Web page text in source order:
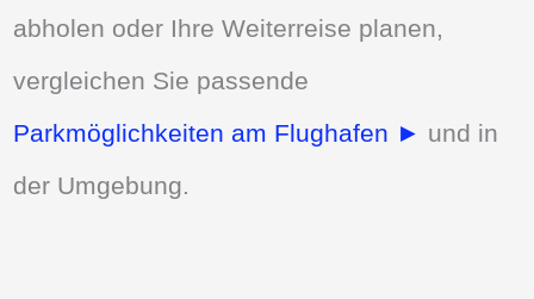
abholen oder Ihre Weiterreise planen,
vergleichen Sie passende
Parkmöglichkeiten am Flughafen ► und in
der Umgebung.